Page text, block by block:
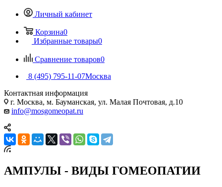
Личный кабинет
Корзина0
Избранные товары0
Сравнение товаров0
8 (495) 795-11-07Москва
Контактная информация
г. Москва, м. Бауманская, ул. Малая Почтовая, д.10
info@mosgomeopat.ru
АМПУЛЫ - ВИДЫ ГОМЕОПАТИИ